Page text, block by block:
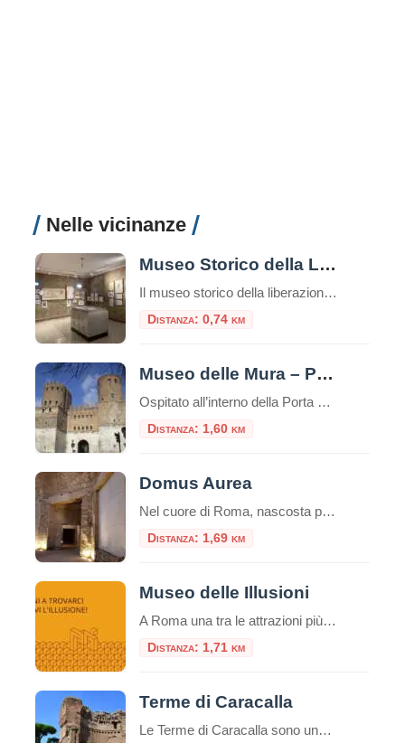
Nelle vicinanze
Museo Storico della Liberazione
Il museo storico della liberazione a Roma è un luogo di memoria e testimonianza della lotta per la libertà e la democrazia durante il periodo dell’occupazione nazista nella capitale italiana. Questa struttura è stata inaugurata nel 1955 e si trova nel cuore del quartiere Esquilino, nel centro storico della città. Appena entrati nel museo, ci […]
Distanza: 0,74 km
Museo delle Mura – Porta San Sebastiano
Ospitato all’interno della Porta San Sebastiano delle mura Aureliane, il Museo delle Mura è stato realizzato nel 1990 ed offre ai visitatori un itinerario didattico che ripercorre la storia delle fortificazioni della città, dall’età regia e re
Distanza: 1,60 km
Domus Aurea
Nel cuore di Roma, nascosta per secoli sotto le fondamenta di monumenti successivi, giace una delle residenze più stravaganti e controverse mai costruite: la Domus Aurea, la Casa Dorata dell’imperatore Nerone. Più che un palazzo, fu un’utopia personale, un complesso colossale che ridefinì il concetto di lusso imperiale. Oggi, visitarla non è come entrare in […]
Distanza: 1,69 km
Museo delle Illusioni
A Roma una tra le attrazioni più insolite, divertenti e interessanti del mondo: il Museo delle Illusioni. Dal 12 novembre la venue internazionale sarà aperta al pubblico della capitale, in via Merulana 17. Roma è infatti la 38° città nel mondo – la seconda in Italia dopo Milano – ad avere una sede del museo interattivo […]
Distanza: 1,71 km
Terme di Caracalla
Le Terme di Caracalla sono uno dei siti archeologici più importanti e impressionanti di Roma, Italia.Queste terme furono costruite durante il regno dell’imperatore romano Caracalla, il cui nome è associato al loro nome.La costruzione delle Terme di Caracalla iniziò nel 212 d.C. e fu completata nel 216 d.C. durante i regni degli imperatori Settimio Severo […]